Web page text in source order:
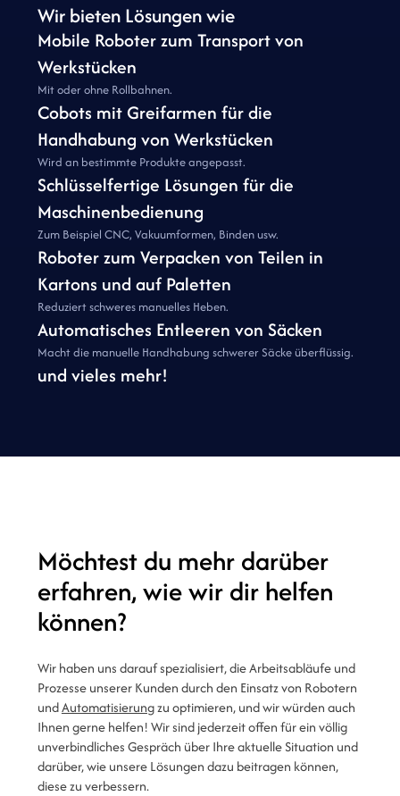
Wir bieten Lösungen wie
Mobile Roboter zum Transport von
Werkstücken
Mit oder ohne Rollbahnen.
Cobots mit Greifarmen für die
Handhabung von Werkstücken
Wird an bestimmte Produkte angepasst.
Schlüsselfertige Lösungen für die
Maschinenbedienung
Zum Beispiel CNC, Vakuumformen, Binden usw.
Roboter zum Verpacken von Teilen in
Kartons und auf Paletten
Reduziert schweres manuelles Heben.
Automatisches Entleeren von Säcken
Macht die manuelle Handhabung schwerer Säcke überflüssig.
und vieles mehr!
Möchtest du mehr darüber
erfahren, wie wir dir helfen
können?
Wir haben uns darauf spezialisiert, die Arbeitsabläufe und
Prozesse unserer Kunden durch den Einsatz von Robotern
undAutomatisierungzu optimieren, und wir würden auch
Ihnen gerne helfen! Wir sind jederzeit offen für ein völlig
unverbindliches Gespräch über Ihre aktuelle Situation und
darüber, wie unsere Lösungen dazu beitragen können,
diese zu verbessern.